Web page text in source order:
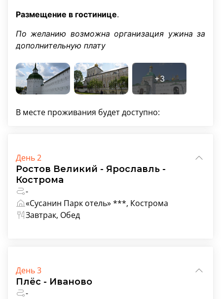
Размещение в гостинице.
По желанию возможна организация ужина за
дополнительную плату
В месте проживания будет доступно:
День 2
Ростов Великий - Ярославль -
Кострома
-
«Сусанин Парк отель» ***, Кострома
Завтрак, Обед
День 3
Плёс - Иваново
-